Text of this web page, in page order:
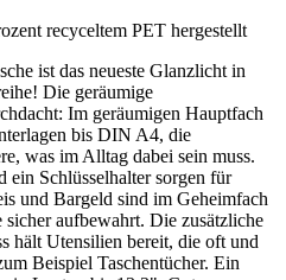
recyceltem PET hergestellt
ist das neueste Glanzlicht in
Die geräumige
Im geräumigen Hauptfach
bis DIN A4, die
was im Alltag dabei sein muss.
ein Schlüsselhalter sorgen für
und Bargeld sind im Geheimfach
sicher aufbewahrt. Die zusätzliche
hält Utensilien bereit, die oft und
Beispiel Taschentücher. Ein